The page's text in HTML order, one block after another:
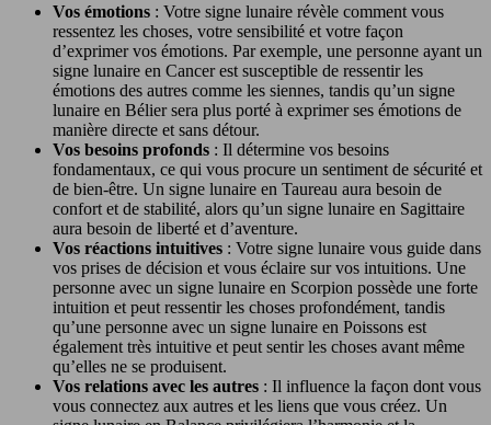
Vos émotions : Votre signe lunaire révèle comment vous
ressentez les choses, votre sensibilité et votre façon
d’exprimer vos émotions. Par exemple, une personne ayant un
signe lunaire en Cancer est susceptible de ressentir les
émotions des autres comme les siennes, tandis qu’un signe
lunaire en Bélier sera plus porté à exprimer ses émotions de
manière directe et sans détour.
Vos besoins profonds : Il détermine vos besoins
fondamentaux, ce qui vous procure un sentiment de sécurité et
de bien-être. Un signe lunaire en Taureau aura besoin de
confort et de stabilité, alors qu’un signe lunaire en Sagittaire
aura besoin de liberté et d’aventure.
Vos réactions intuitives : Votre signe lunaire vous guide dans
vos prises de décision et vous éclaire sur vos intuitions. Une
personne avec un signe lunaire en Scorpion possède une forte
intuition et peut ressentir les choses profondément, tandis
qu’une personne avec un signe lunaire en Poissons est
également très intuitive et peut sentir les choses avant même
qu’elles ne se produisent.
Vos relations avec les autres : Il influence la façon dont vous
vous connectez aux autres et les liens que vous créez. Un